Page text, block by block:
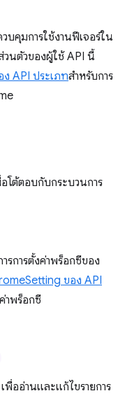
บคุมการใช้งานฟีเจอร์ใน
นตัวของผู้ใช้ API นี้
API ประเภทสำหรับการ
โต้ตอบกับกระบวนการ
รการตั้งค่าพร็อกซีของ
ของ API
าพร็อกซี
พื่ออ่านและแก้ไขรายการ